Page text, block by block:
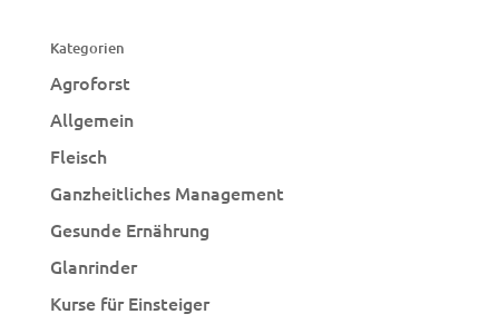
Kategorien
Agroforst
Allgemein
Fleisch
Ganzheitliches Management
Gesunde Ernährung
Glanrinder
Kurse für Einsteiger